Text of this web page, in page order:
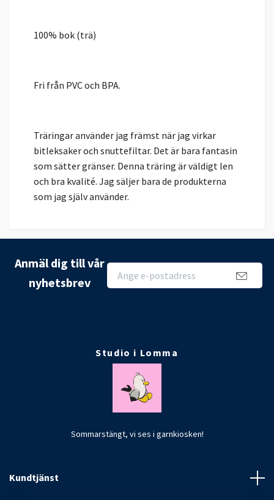
100% bok (trä)
Fri från PVC och BPA.
Träringar använder jag främst när jag virkar
bitleksaker och snuttefiltar. Det är bara fantasin
som sätter gränser. Denna träring är väldigt len
och bra kvalité. Jag säljer bara de produkterna
som jag själv använder.
Anmäl dig till vår
nyhetsbrev
Studio i Lomma
Sommarstängt, vi ses i garnkiosken!
Kundtjänst